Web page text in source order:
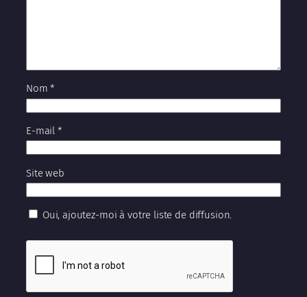
Nom*
E-mail *
Site web
Oui, ajoutez-moi à votre liste de diffusion.